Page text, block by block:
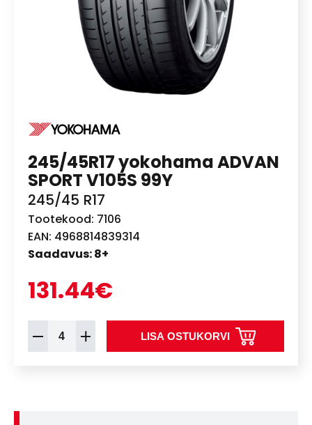
245/45R17 yokohama ADVAN
SPORT V105S 99Y
245/45 R17
Tootekood: 7106
EAN: 4968814839314
Saadavus: 8+
131.44€
LISA OSTUKORVI